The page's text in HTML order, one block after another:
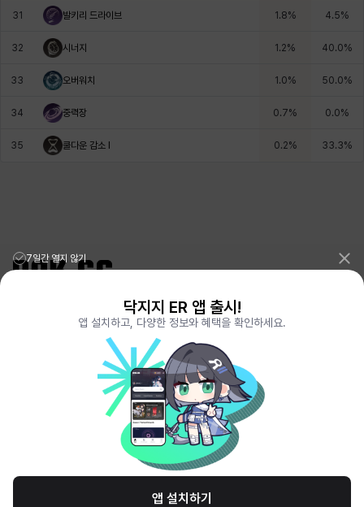
31 발키리 드라이브 1.8% 4.5%
32 시너지 1.2% 40.0%
33 오버워치 1.0% 50.0%
34 중력장 0.7% 0.0%
35 쿨다운 감소 I 0.2% 33.3%
리그오브레전드 전적검색 포로지지PORO.GG
전략적팀전투 TFT 전적검색 롤체지지 LOLCHESS.GG
메이플스토리 종합통계MAPLE.GG
VALORANT.DAK.GG
배틀그라운드 전적검색PUBG.DAK.GG
이터널 리턴 전적검색ER.DAK.GG
GENSHIN.DAK.GG
DEADLOCK.DAK.GG
서비스 이용 약관 개인정보 취급방침 제휴 문의 고객센터 채용
© All Rights Reserved. Hosted by PlayXP Inc. Eternal Return and all related
7일간 열지 않기
닥지지 ER 앱 출시!
앱 설치하고, 다양한 정보와 혜택을 확인하세요.
앱 설치하기